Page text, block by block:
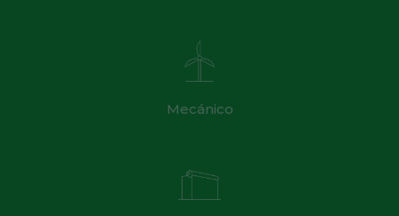
Mecánico